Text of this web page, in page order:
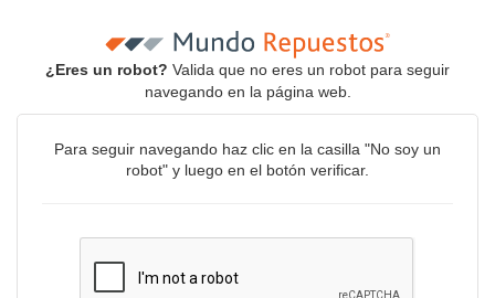
¿Eres un robot? Valida que no eres un robot para seguir
navegando en la página web.
Para seguir navegando haz clic en la casilla "No soy un
robot" y luego en el botón verificar.